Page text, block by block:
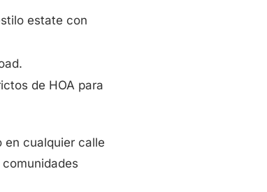
estate con
de HOA para
en cualquier calle